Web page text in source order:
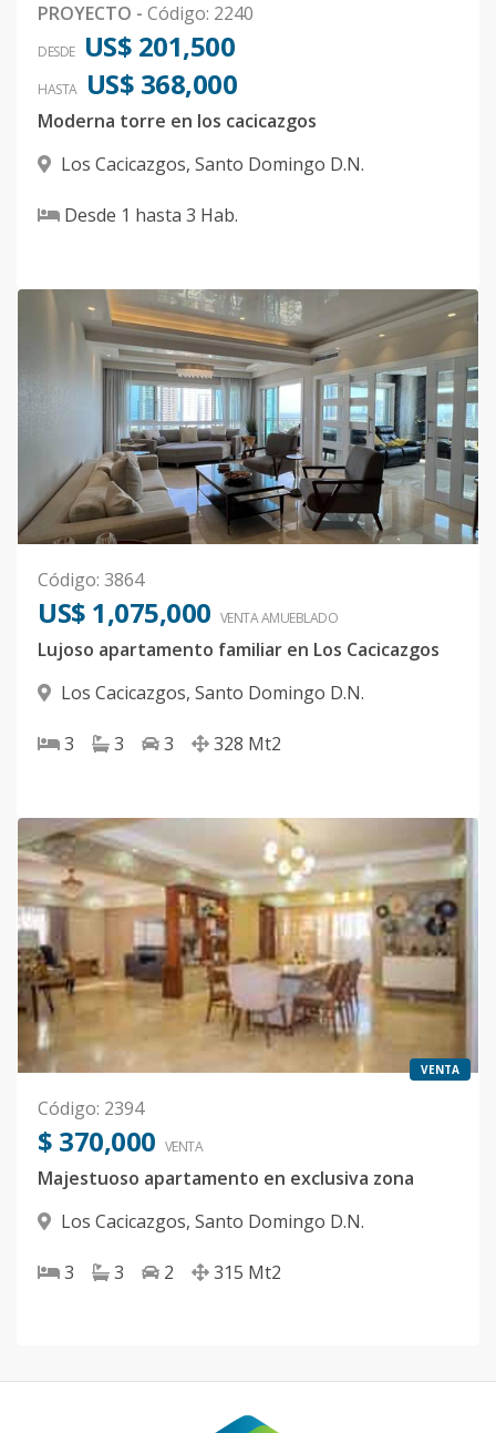
PROYECTO - Código: 2240
DESDE US$ 201,500
HASTA US$ 368,000
Moderna torre en los cacicazgos
Los Cacicazgos, Santo Domingo D.N.
Desde 1 hasta 3 Hab.
Código: 3864
US$ 1,075,000 VENTA AMUEBLADO
Lujoso apartamento familiar en Los Cacicazgos
Los Cacicazgos, Santo Domingo D.N.
3 3 3 328 Mt2
VENTA
Código: 2394
$ 370,000 VENTA
Majestuoso apartamento en exclusiva zona
Los Cacicazgos, Santo Domingo D.N.
3 3 2 315 Mt2